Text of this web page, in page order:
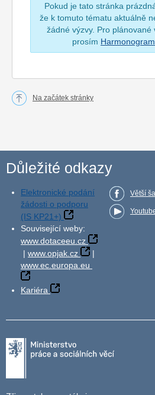
Pokud je tato stránka
že k tomuto tématu aktuálně
žádné výzvy. Pro plánované
prosím
Na začátek stránky
Důležité odkazy
Elektronické podání
žádosti o podporu
(IS KP21+)
Související weby:
www.dotaceeu.cz
| www.opjak.cz
|
www.ec.europa.eu
Kariéra
Větší